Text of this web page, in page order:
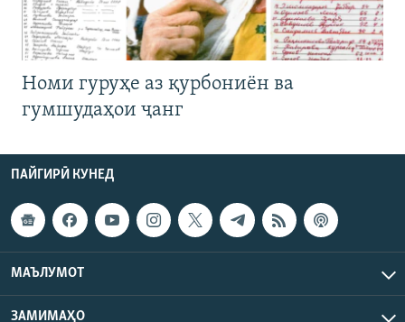
Номи гуруҳе аз қурбониён ва
гумшудаҳои ҷанг
ПАЙГИРӢ КУНЕД
МАЪЛУМОТ
ЗАМИМАҲО